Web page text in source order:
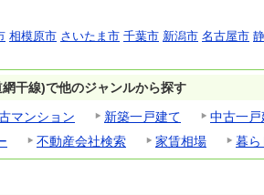
相模原市 さいたま市 千葉市 新潟市 名古屋市
干線)で他のジャンルから探す
マンション 新築一戸建て 中古一戸
不動産会社検索 家賃相場 暮ら